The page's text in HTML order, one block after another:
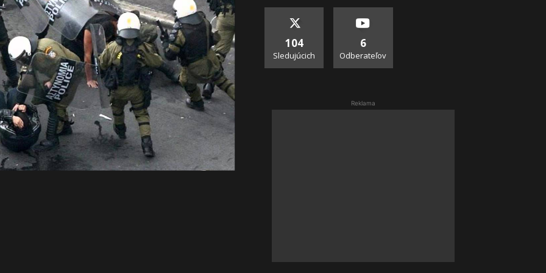
104
Sledujúcich
6
Odberateľov
Reklama